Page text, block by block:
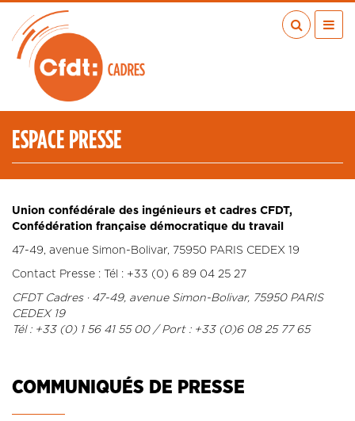
contenu
principal
ACTUALITÉS
PUBLICATIONS
EN RÉGION
QUI SOMMES-NOUS ?
LES TRANSITIONS JUSTES
IA
ESPACE ADHÉRENTS
ADHÉRER
LA REVUE CADRES
LE CREFAC
ESPACE PRESSE
Union confédérale des ingénieurs et cadres CFDT,
Confédération française démocratique du travail
47-49, avenue Simon-Bolivar, 75950 PARIS CEDEX 19
Contact Presse : Tél : +33 (0) 6 89 04 25 27
CFDT Cadres · 47-49, avenue Simon-Bolivar, 75950 PARIS
CEDEX 19
Tél : +33 (0) 1 56 41 55 00 / Port : +33 (0)6 08 25 77 65
COMMUNIQUÉS DE PRESSE